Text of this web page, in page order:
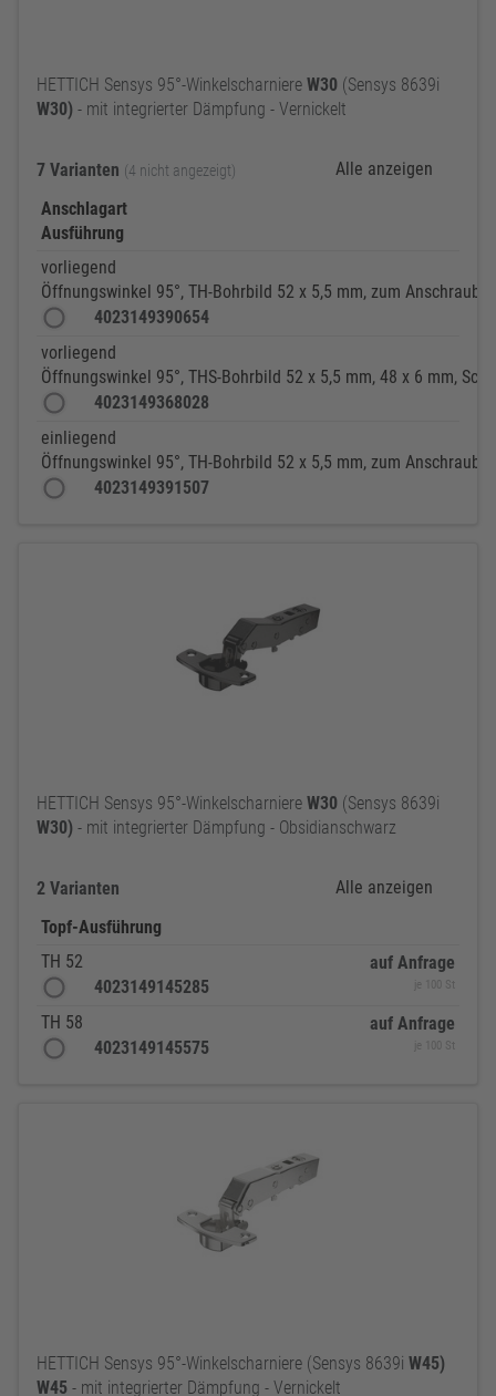
HETTICH Sensys 95°-Winkelscharniere W30 (Sensys 8639i
W30) - mit integrierter Dämpfung - Vernickelt
7 Varianten (4 nicht angezeigt)
Alle anzeigen
Anschlagart
Ausführung
vorliegend
Öffnungswinkel 95°, TH-Bohrbild 52 x 5,5 mm, zum
4023149390654
vorliegend
Öffnungswinkel 95°, THS-Bohrbild 52 x 5,5 mm, 48 x 6 mm,
4023149368028
einliegend
Öffnungswinkel 95°, TH-Bohrbild 52 x 5,5 mm, zum
4023149391507
HETTICH Sensys 95°-Winkelscharniere W30 (Sensys 8639i
W30) - mit integrierter Dämpfung - Obsidianschwarz
2 Varianten
Alle anzeigen
Topf-Ausführung
TH 52
4023149145285
auf Anfrage
je 100 St
TH 58
4023149145575
auf Anfrage
je 100 St
HETTICH Sensys 95°-Winkelscharniere (Sensys 8639i W45)
W45 - mit integrierter Dämpfung - Vernickelt